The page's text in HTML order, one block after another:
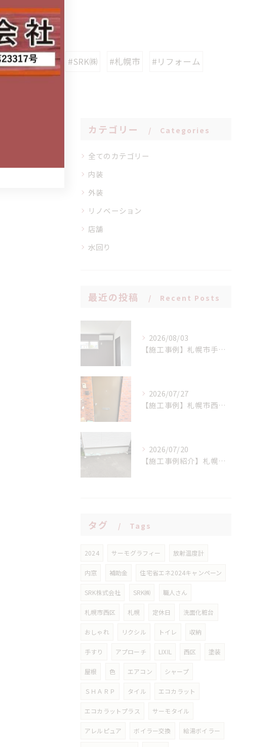
#SRK株式会社 #SRK㈱ #札幌市
#リフォーム
カテゴリー Categories
全てのカテゴリー
内装
外装
リノベーション
店舗
水回り
最近の投稿 Recent Posts
2026/08/03
【施工事例】札幌市手稲区 N様邸 室外機設置場所に配慮したエアコン新設工事！
2026/07/27
【施工事例】札幌市西区 K様邸 マンション玄関ドア交換工事：LIXIL リシェント(持ち出し工法)で、断熱性と防犯性を一気にアップ！
2026/07/20
【施工事例紹介】札幌市西区 S様邸 断熱基礎の剥離トラブルを解消！高耐久基礎保護材「インサルキソッシュMore」を用いた基礎補修工事
タグ Tags
2024 サーモグラフィー 放射温度計
内窓 補助金 住宅省エネ2024キャンペーン
SRK株式会社 SRK㈱ 職人さん
札幌市西区 札幌 定休日 洗面化粧台
おしゃれ リクシル トイレ 収納
手すり アプローチ LIXIL 西区 塗装
屋根 色 エアコン シャープ
ＳＨＡＲＰ タイル エコカラット
エコカラットプラス サーモタイル
アレルピュア ボイラー交換 給湯ボイラー